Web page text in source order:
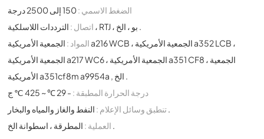
الضغط الاسمي :150 إلى 2500 درجة
اتصال :
الترددات اللاسلكية ، RTJ ، بو ، الخ .
المواد : الجمعية الأمريكية a216 WCB ، الجمعية الأمريكية a352 LCB ،
الجمعية الأمريكية a217 WC6 ، الجمعية الأمريكية a351 CF8 ، الجمعية
الأمريكية a351cf8m a9954a , الخ .
درجة الحرارة المطبقة : - 29 ℃ ~ 425 ℃ ج
تنطبق وسائل الإعلام :النفط والغاز والمياه والبخار .
العملية : المطرقة ، اسطوانة الخ .